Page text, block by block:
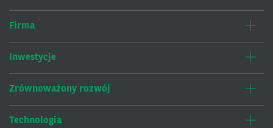
Firma
Inwestycje
Zrównoważony rozwój
Technologia